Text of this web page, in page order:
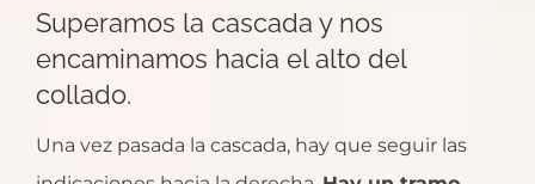
Superamos la cascada y nos
encaminamos hacia el alto del
collado.
Una vez pasada la cascada, hay que seguir las